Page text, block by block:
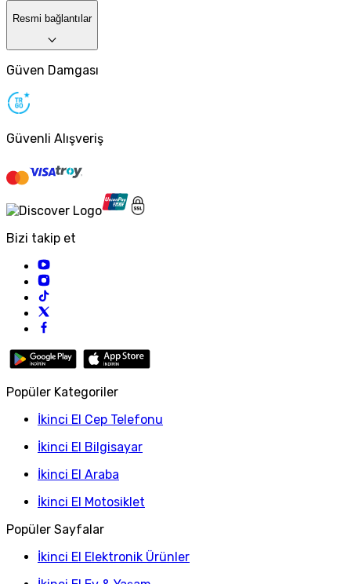
Resmi bağlantılar
Güven Damgası
Güvenli Alışveriş
Bizi takip et
Popüler Kategoriler
İkinci El Cep Telefonu
İkinci El Bilgisayar
İkinci El Araba
İkinci El Motosiklet
Popüler Sayfalar
İkinci El Elektronik Ürünler